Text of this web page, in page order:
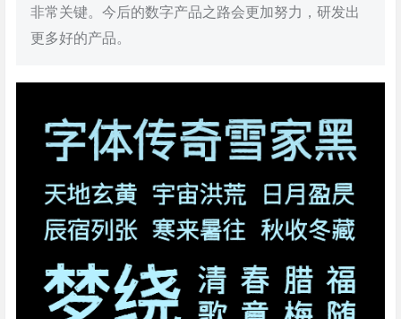
非常关键。今后的数字产品之路会更加努力，研发出
更多好的产品。